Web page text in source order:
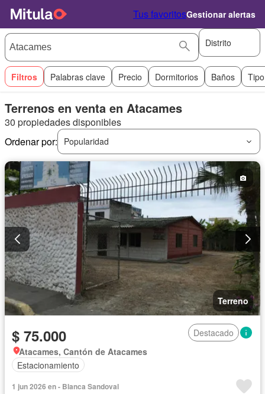
Tus favoritosGestionar alertas
Distrito
Filtros Palabras clave Precio Dormitorios Baños
Terrenos en venta en Atacames
30 propiedades disponibles
Ordenar por:
Popularidad
Terreno
$ 75.000
Destacado
Atacames, Cantón de Atacames
Estacionamiento
1 jun 2026 en - Blanca Sandoval